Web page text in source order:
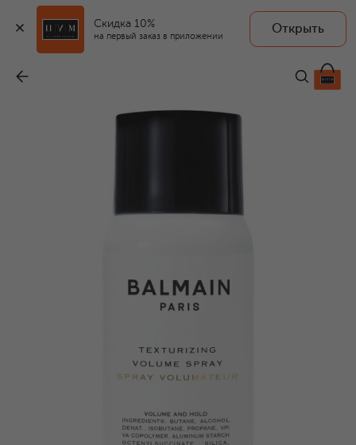
Скидка 10%
на первый заказ в приложении
Открыть
3 650 ₽